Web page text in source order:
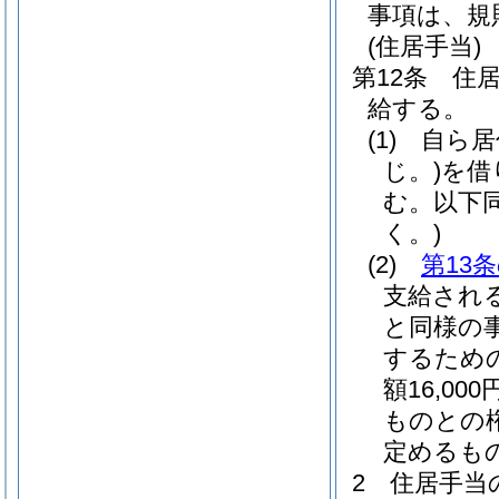
事項は、
(住居手当)
第12条
住
給する。
(1)
自ら
じ。)を借
む。以下
く。)
(2)
第13
支給され
と同様の
するため
額16,000
ものとの
定めるも
2
住居手当